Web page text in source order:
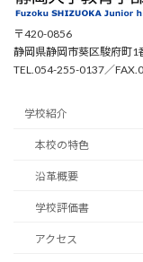
〒420-0856
静岡県静岡市葵区駿府町1
TEL.054-255-0137／
学校紹介
本校の特色
沿革概要
学校評価書
アクセス